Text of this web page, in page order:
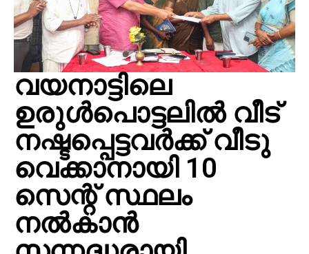
വയനാട്ടിലെ
ഉരുള്‍പൊട്ടലില്‍ വീട്
നഷ്ടപ്പെട്ടവര്‍ക്ക് വീടു
വെക്കാനായി 10
സെന്റ് സ്ഥലം
നല്‍കാന്‍